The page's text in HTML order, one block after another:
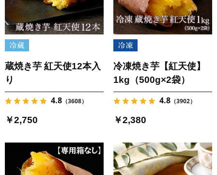
蔵焼き芋 紅天使12本入
り
4.8 （3608）
￥2,750
冷凍焼き芋【紅天使】
1kg（500g×2袋）
4.8 （3902）
￥2,380